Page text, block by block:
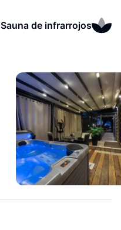
Sauna de infrarrojos